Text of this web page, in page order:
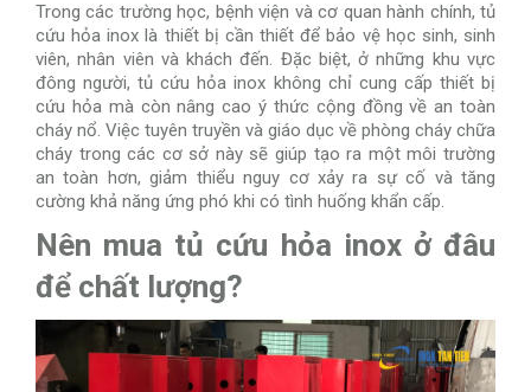
Trong các trường học, bệnh viện và cơ quan hành chính, tủ
cứu hỏa inox là thiết bị cần thiết để bảo vệ học sinh, sinh
viên, nhân viên và khách đến. Đặc biệt, ở những khu vực
đông người, tủ cứu hỏa inox không chỉ cung cấp thiết bị
cứu hỏa mà còn nâng cao ý thức cộng đồng về an toàn
cháy nổ. Việc tuyên truyền và giáo dục về phòng cháy chữa
cháy trong các cơ sở này sẽ giúp tạo ra một môi trường
an toàn hơn, giảm thiểu nguy cơ xảy ra sự cố và tăng
cường khả năng ứng phó khi có tình huống khẩn cấp.
Nên mua tủ cứu hỏa inox ở đâu
để chất lượng?